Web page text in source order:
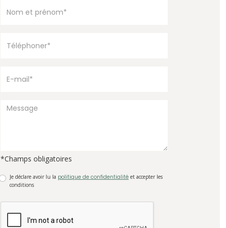
*Champs obligatoires
Je déclare avoir lu la politique de confidentialité et accepter les
conditions